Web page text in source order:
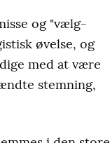
og "vælg-
øvelse, og
med at være
stemning,